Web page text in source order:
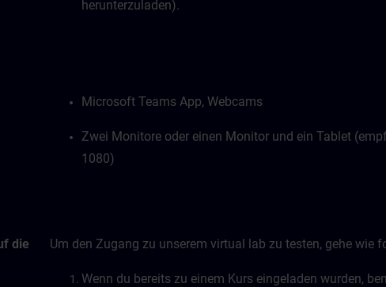
herunterzuladen).
Microsoft Teams App, Webcams
Zwei Monitore oder einen Monitor und ein Tablet
1080)
die
Um den Zugang zu unserem virtual lab zu testen, gehe wie
Wenn du bereits zu einem Kurs eingeladen wurden,